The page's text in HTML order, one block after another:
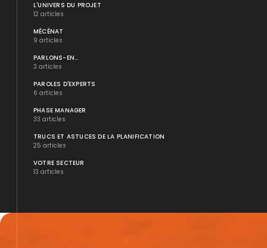
L'UNIVERS DU PROJET
12 articles
MÉCÉNAT
9 articles
PARLONS-EN...
3 articles
PAROLES D'EXPERTS
6 articles
PHASE MANAGER
33 articles
TRUCS ET ASTUCES DE LA PLANIFICATION
25 articles
VOTRE SECTEUR
13 articles